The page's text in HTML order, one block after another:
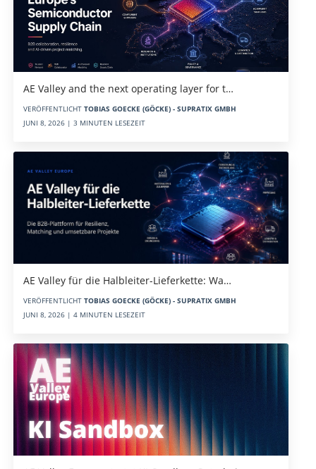
AE Valley and the next operating layer for t…
VERÖFFENTLICHT TOBIAS GOECKE (GÖCKE) - SUPRATIX GMBH
JUNI 8, 2026 | 3 MINUTEN LESEZEIT
AE Valley für die Halbleiter-Lieferkette: Wa…
VERÖFFENTLICHT TOBIAS GOECKE (GÖCKE) - SUPRATIX GMBH
JUNI 8, 2026 | 4 MINUTEN LESEZEIT